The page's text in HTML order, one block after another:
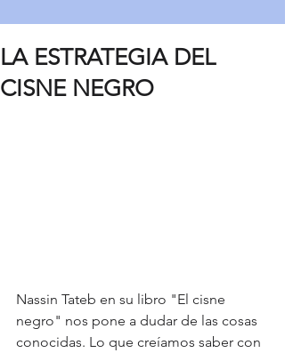
LA ESTRATEGIA DEL
CISNE NEGRO
Nassin Tateb en su libro "El cisne
negro" nos pone a dudar de las cosas
conocidas. Lo que creíamos saber con